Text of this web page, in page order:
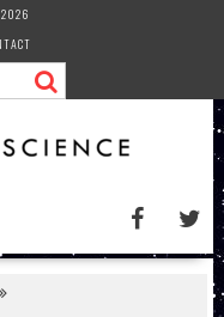
2026